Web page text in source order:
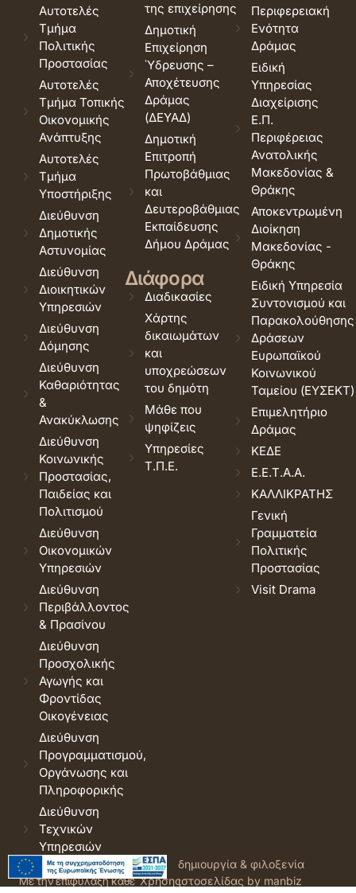
Αυτοτελές
Τμήμα
Πολιτικής
Προστασίας
Αυτοτελές
Τμήμα Τοπικής
Οικονομικής
Ανάπτυξης
Αυτοτελές
Τμήμα
Υποστήριξης
Διεύθυνση
Δημοτικής
Αστυνομίας
Διεύθυνση
Διοικητικών
Υπηρεσιών
Διεύθυνση
Δόμησης
Διεύθυνση
Καθαριότητας
&
Ανακύκλωσης
Διεύθυνση
Κοινωνικής
Προστασίας,
Παιδείας και
Πολιτισμού
Διεύθυνση
Οικονομικών
Υπηρεσιών
Διεύθυνση
Περιβάλλοντος
& Πρασίνου
Διεύθυνση
Προσχολικής
Αγωγής και
Φροντίδας
Οικογένειας
Διεύθυνση
Προγραμματισμού,
Οργάνωσης και
Πληροφορικής
Διεύθυνση
Τεχνικών
Υπηρεσιών
της επιχείρησης
Δημοτική
Επιχείρηση
Ύδρευσης –
Αποχέτευσης
Δράμας
(ΔΕΥΑΔ)
Δημοτική
Επιτροπή
Πρωτοβάθμιας
και
Δευτεροβάθμιας
Εκπαίδευσης
Δήμου Δράμας
Διάφορα
Διαδικασίες
Χάρτης
δικαιωμάτων
και
υποχρεώσεων
του δημότη
Μάθε που
ψηφίζεις
Υπηρεσίες
Τ.Π.Ε.
Περιφερειακή
Ενότητα
Δράμας
Ειδική
Υπηρεσίας
Διαχείρισης
Ε.Π.
Περιφέρειας
Ανατολικής
Μακεδονίας &
Θράκης
Αποκεντρωμένη
Διοίκηση
Μακεδονίας -
Θράκης
Ειδική Υπηρεσία
Συντονισμού και
Παρακολούθησης
Δράσεων
Ευρωπαϊκού
Κοινωνικού
Ταμείου (ΕΥΣΕΚΤ)
Επιμελητήριο
Δράμας
ΚΕΔΕ
Ε.Ε.Τ.Α.Α.
ΚΑΛΛΙΚΡΑΤΗΣ
Γενική
Γραμματεία
Πολιτικής
Προστασίας
Visit Drama
© 2026 Δήμος Δράμας.
Με την επιφύλαξη κάθε
Όροι
Χρήσης
δημιουργία & φιλοξενία
ιστοσελίδας by manbiz